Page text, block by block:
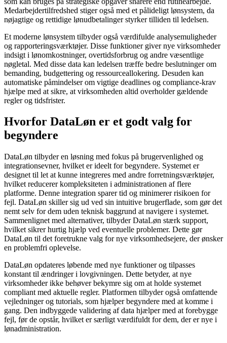
Medarbejdertilfredshed stiger også med et pålideligt lønsystem, da
nøjagtige og rettidige lønudbetalinger styrker tilliden til ledelsen.
Et moderne lønsystem tilbyder også værdifulde analysemuligheder
og rapporteringsværktøjer. Disse funktioner giver nye virksomheder
indsigt i lønomkostninger, overtidsforbrug og andre væsentlige
nøgletal. Med disse data kan ledelsen træffe bedre beslutninger om
bemanding, budgettering og ressourceallokering. Desuden kan
automatiske påmindelser om vigtige deadlines og compliance-krav
hjælpe med at sikre, at virksomheden altid overholder gældende
regler og tidsfrister.
Hvorfor DataLøn er et godt valg for
begyndere
DataLøn tilbyder en løsning med fokus på brugervenlighed og
integrationsevner, hvilket er ideelt for begyndere. Systemet er
designet til let at kunne integreres med andre forretningsværktøjer,
hvilket reducerer kompleksiteten i administrationen af flere
platforme. Denne integration sparer tid og minimerer risikoen for
fejl. DataLøn skiller sig ud ved sin intuitive brugerflade, som gør det
nemt selv for dem uden teknisk baggrund at navigere i systemet.
Sammenlignet med alternativer, tilbyder DataLøn stærk support,
hvilket sikrer hurtig hjælp ved eventuelle problemer. Dette gør
DataLøn til det foretrukne valg for nye virksomhedsejere, der ønsker
en problemfri oplevelse.
DataLøn opdateres løbende med nye funktioner og tilpasses
konstant til ændringer i lovgivningen. Dette betyder, at nye
virksomheder ikke behøver bekymre sig om at holde systemet
compliant med aktuelle regler. Platformen tilbyder også omfattende
vejledninger og tutorials, som hjælper begyndere med at komme i
gang. Den indbyggede validering af data hjælper med at forebygge
fejl, før de opstår, hvilket er særligt værdifuldt for dem, der er nye i
lønadministration.